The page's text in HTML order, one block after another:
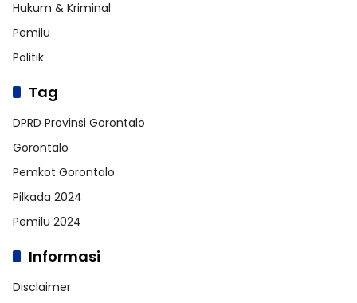
Hukum & Kriminal
Pemilu
Politik
Tag
DPRD Provinsi Gorontalo
Gorontalo
Pemkot Gorontalo
Pilkada 2024
Pemilu 2024
Informasi
Disclaimer